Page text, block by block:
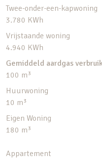
Twee-onder-een-kapwoning
3.780 KWh
Vrijstaande woning
4.940 KWh
Gemiddeld aardgas
100 m³
Huurwoning
10 m³
Eigen Woning
180 m³
Appartement